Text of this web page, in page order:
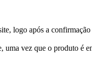
logo após a
vez que o produto é